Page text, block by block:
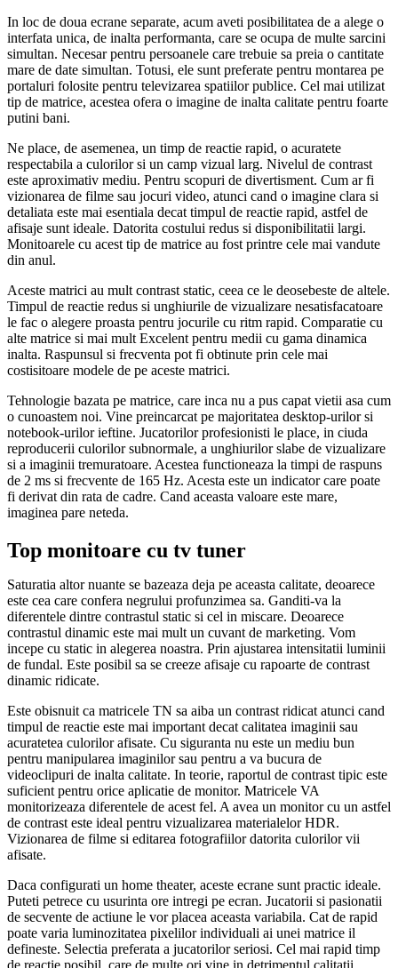
In loc de doua ecrane separate, acum aveti posibilitatea de a alege o
interfata unica, de inalta performanta, care se ocupa de multe sarcini
simultan. Necesar pentru persoanele care trebuie sa preia o cantitate
mare de date simultan. Totusi, ele sunt preferate pentru montarea pe
portaluri folosite pentru televizarea spatiilor publice. Cel mai utilizat
tip de matrice, acestea ofera o imagine de inalta calitate pentru foarte
putini bani.
Ne place, de asemenea, un timp de reactie rapid, o acuratete
respectabila a culorilor si un camp vizual larg. Nivelul de contrast
este aproximativ mediu. Pentru scopuri de divertisment. Cum ar fi
vizionarea de filme sau jocuri video, atunci cand o imagine clara si
detaliata este mai esentiala decat timpul de reactie rapid, astfel de
afisaje sunt ideale. Datorita costului redus si disponibilitatii largi.
Monitoarele cu acest tip de matrice au fost printre cele mai vandute
din anul.
Aceste matrici au mult contrast static, ceea ce le deosebeste de altele.
Timpul de reactie redus si unghiurile de vizualizare nesatisfacatoare
le fac o alegere proasta pentru jocurile cu ritm rapid. Comparatie cu
alte matrice si mai mult Excelent pentru medii cu gama dinamica
inalta. Raspunsul si frecventa pot fi obtinute prin cele mai
costisitoare modele de pe aceste matrici.
Tehnologie bazata pe matrice, care inca nu a pus capat vietii asa cum
o cunoastem noi. Vine preincarcat pe majoritatea desktop-urilor si
notebook-urilor ieftine. Jucatorilor profesionisti le place, in ciuda
reproducerii culorilor subnormale, a unghiurilor slabe de vizualizare
si a imaginii tremuratoare. Acestea functioneaza la timpi de raspuns
de 2 ms si frecvente de 165 Hz. Acesta este un indicator care poate
fi derivat din rata de cadre. Cand aceasta valoare este mare,
imaginea pare neteda.
Top monitoare cu tv tuner
Saturatia altor nuante se bazeaza deja pe aceasta calitate, deoarece
este cea care confera negrului profunzimea sa. Ganditi-va la
diferentele dintre contrastul static si cel in miscare. Deoarece
contrastul dinamic este mai mult un cuvant de marketing. Vom
incepe cu static in alegerea noastra. Prin ajustarea intensitatii luminii
de fundal. Este posibil sa se creeze afisaje cu rapoarte de contrast
dinamic ridicate.
Este obisnuit ca matricele TN sa aiba un contrast ridicat atunci cand
timpul de reactie este mai important decat calitatea imaginii sau
acuratetea culorilor afisate. Cu siguranta nu este un mediu bun
pentru manipularea imaginilor sau pentru a va bucura de
videoclipuri de inalta calitate. In teorie, raportul de contrast tipic este
suficient pentru orice aplicatie de monitor. Matricele VA
monitorizeaza diferentele de acest fel. A avea un monitor cu un astfel
de contrast este ideal pentru vizualizarea materialelor HDR.
Vizionarea de filme si editarea fotografiilor datorita culorilor vii
afisate.
Daca configurati un home theater, aceste ecrane sunt practic ideale.
Puteti petrece cu usurinta ore intregi pe ecran. Jucatorii si pasionatii
de secvente de actiune le vor placea aceasta variabila. Cat de rapid
poate varia luminozitatea pixelilor individuali ai unei matrice il
defineste. Selectia preferata a jucatorilor seriosi. Cel mai rapid timp
de reactie posibil, care de multe ori vine in detrimentul calitatii